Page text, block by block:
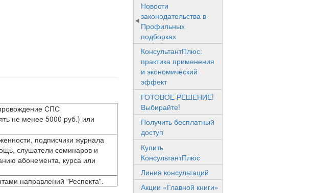
СПС
не менее 5000 руб.) или
подписчики журнала
слушатели семинаров и
абонемента, курса или
направлений "Респекта".
Новости
законодательства в
Профильных
подборках
КонсультантПлюс:
практика применения
и экономический
эффект
ГОТОВОЕ РЕШЕНИЕ!
Выбирайте!
Получить бесплатный
доступ
Купить
КонсультантПлюс
Линия консультаций
Акции «Главной книги»